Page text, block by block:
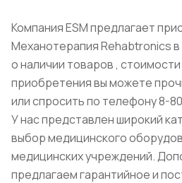
Компания ESM предлагает
Механотерапия Rehabtronics
о наличии товаров ,
приобретения вы можете
или спросить по телефону 8-
У нас представлен широкий
выбор медицинского
медицинских учреждений.
предлагаем гарантийное и